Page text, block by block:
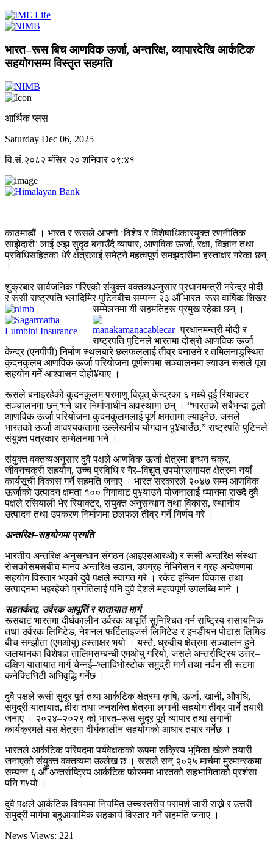
भारत–रूस बिच आणविक ऊर्जा, अन्तरिक्ष, व्यापारदेखि आर्कटिक
सहयोगसम्म विस्तृत सहमति
आर्थिक प्लस
Saturday Dec 06, 2025
वि.सं.२०८२ मंसिर २० शनिवार ०९:४१
काठमाडौं । भारत र रूसले आफ्नो ‘विशेष र विशेषाधिकारयुक्त रणनीतिक
साझेदारी’ लाई अझ सुदृढ बनाउँदै व्यापार, आणविक ऊर्जा, रक्षा, विज्ञान तथा
प्रविधिसहितका धेरै क्षेत्रलाई समेट्ने महत्वपूर्ण समझदारीमा हस्ताक्षर गरेका छन्
।
शुक्रबार सार्वजनिक गरिएको संयुक्त वक्तव्यअनुसार प्रधानमन्त्री नरेन्द्र मोदी
र रूसी राष्ट्रपति भ्लादिमिर पुटिनबीच सम्पन्न २३ औँ भारत–रूस वार्षिक शिखर
सम्मेलनमा यी सहमतिहरू प्रमुख रहेका छन् ।
प्रधानमन्त्री मोदी र
राष्ट्रपति पुटिनले भारतमा दोस्रो आणविक ऊर्जा
केन्द्र (एनपीपी) निर्माण स्थलबारे छलफललाई तीव्र बनाउने र तमिलनाडुस्थित
कुदनकुलम आणविक ऊर्जा परियोजना पूर्णरूपमा सञ्चालनमा ल्याउन रूसले पूरा
सहयोग गर्ने आश्वासन दोहो¥याए ।
रूसले बनाइरहेको कुदनकुलम परमाणु विद्युत् केन्द्रका ६ मध्ये दुई रियाक्टर
सञ्चालनमा छन् भने चार निर्माणाधीन अवस्थामा छन् । “भारतको सबैभन्दा ठूलो
आणविक ऊर्जा परियोजना कुदनकुलमलाई पूर्ण क्षमतामा ल्याइनेछ, जसले
भारतको ऊर्जा आवश्यकतामा उल्लेखनीय योगदान पु¥याउँछ,” राष्ट्रपति पुटिनले
संयुक्त पत्रकार सम्मेलनमा भने ।
संयुक्त वक्तव्यअनुसार दुवै पक्षले आणविक ऊर्जा क्षेत्रमा इन्धन चक्र,
जीवनचक्री सहयोग, उच्च प्रविधि र गैर–विद्युत् उपयोगलगायत क्षेत्रमा नयाँ
कार्यसूची विकास गर्ने सहमति जनाए । भारत सरकारले २०४७ सम्म आणविक
ऊर्जाको उत्पादन क्षमता १०० गिगावाट पु¥याउने योजनालाई ध्यानमा राख्दै दुवै
पक्षले रसियाली भेर रियाक्टर, संयुक्त अनुसन्धान तथा विकास, स्थानीय
उत्पादन तथा उपकरण निर्माणमा छलफल तीव्र गर्ने निर्णय गरे ।
अन्तरिक्ष–सहयोगमा प्रगति
भारतीय अन्तरिक्ष अनुसन्धान संगठन (आइएसआरओ) र रूसी अन्तरिक्ष संस्था
रोसकोसमसबीच मानव अन्तरिक्ष उडान, उपग्रह नेभिगेसन र ग्रह अन्वेषणमा
सहयोग विस्तार भएको दुवै पक्षले स्वागत गरे । रकेट इन्जिन विकास तथा
उत्पादनमा भइरहेको प्रगतिलाई पनि दुवै देशले महत्वपूर्ण उपलब्धि माने ।
सहतर्कता, उर्वरक आपूर्ति र यातायात मार्ग
रूसबाट भारतमा दीर्घकालीन उर्वरक आपूर्ति सुनिश्चित गर्न राष्ट्रिय रासायनिक
तथा उर्वरक लिमिटेड, नेशनल फर्टिलाइजर्स लिमिटेड र इनडीयन पोटास लिमिड
बीच सम्झौता (एमओयु) हस्ताक्षर भयो । यस्तै, ध्रुवीय क्षेत्रमा सञ्चालन हुने
जलयानका विशेषज्ञ तालिमसम्बन्धी एमओयु गरियो, जसले अन्तर्राष्ट्रिय उत्तर–
दक्षिण यातायात मार्ग चेन्नई–भ्लादिभोस्टोक समुद्री मार्ग तथा नर्दन सी रूटमा
कनेक्टिभिटी अभिवृद्धि गर्नेछ ।
दुवै पक्षले रूसी सुदूर पूर्व तथा आर्कटिक क्षेत्रमा कृषि, ऊर्जा, खानी, औषधि,
समुद्री यातायात, हीरा तथा जनशक्ति क्षेत्रमा लगानी सहयोग तीव्र पार्ने तयारी
जनाए । २०२४–२०२९ को भारत–रूस सुदूर पूर्व व्यापार तथा लगानी
कार्यक्रमले यस क्षेत्रमा दीर्घकालीन सहयोगको आधार तयार गर्नेछ ।
भारतले आर्कटिक परिषदमा पर्यवेक्षकको रूपमा सक्रिय भूमिका खेल्ने तयारी
जनाएको संयुक्त वक्तव्यमा उल्लेख छ । रूसले सन् २०२५ मार्चमा मुरमान्स्कमा
सम्पन्न ६ औँ अन्तर्राष्ट्रिय आर्कटिक फोरममा भारतको सहभागिताको प्रशंसा
पनि ग¥यो ।
दुवै पक्षले आर्कटिक विषयमा नियमित उच्चस्तरीय परामर्श जारी राख्ने र उत्तरी
समुद्री मार्गमा बहुआयामिक सहकार्य विस्तार गर्ने सहमति जनाए ।
News Views: 221